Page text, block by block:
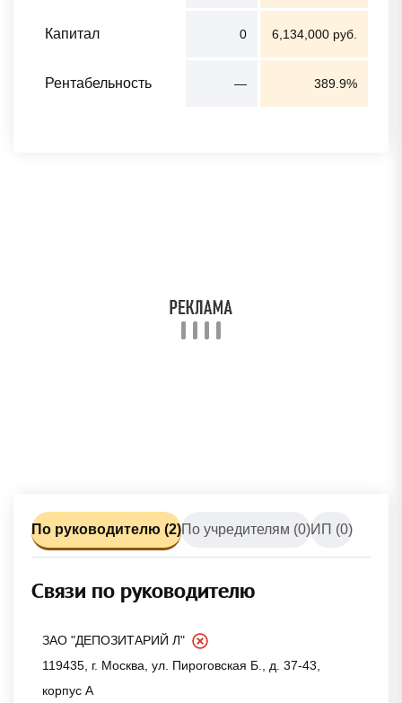
Капитал 0 6,134,000 руб.
Рентабельность — 389.9%
По руководителю (2)По учредителям (0)ИП (0)
Связи по руководителю
ЗАО "ДЕПОЗИТАРИЙ Л"
119435, г. Москва, ул. Пироговская Б., д. 37-43,
корпус А